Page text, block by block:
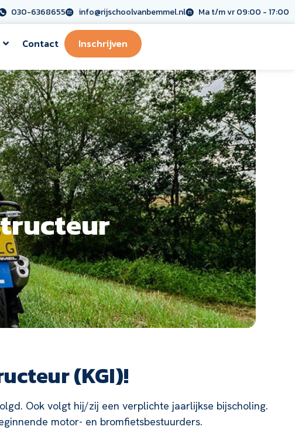
030-6368655 info@rijschoolvanbemmel.nl Ma t/m vr 09:00 - 17:00
Contact Inschrijven
(KGI)!
Ook volgt hij/zij een verplichte jaarlijkse bijscholing.
motor- en bromfietsbestuurders.